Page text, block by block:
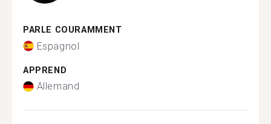
PARLE COURAMMENT
Espagnol
APPREND
Allemand